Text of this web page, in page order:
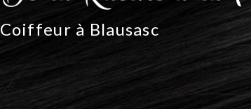
Coiffeur à Blausasc